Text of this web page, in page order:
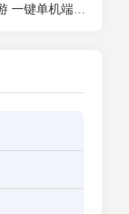
+ 安卓 iOS 双端带教程